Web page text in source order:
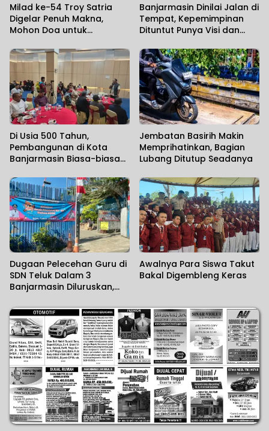
Milad ke-54 Troy Satria
Digelar Penuh Makna,
Mohon Doa untuk
Post
Banjarmasin Dinilai Jalan di
Tempat, Kepemimpinan
Dituntut Punya Visi dan
Di Usia 500 Tahun,
Pembangunan di Kota
Banjarmasin Biasa-biasa
Jembatan Basirih Makin
Memprihatinkan, Bagian
Lubang Ditutup Seadanya
Dugaan Pelecehan Guru di
SDN Teluk Dalam 3
Banjarmasin Diluruskan,
Paham
Awalnya Para Siswa Takut
Bakal Digembleng Keras